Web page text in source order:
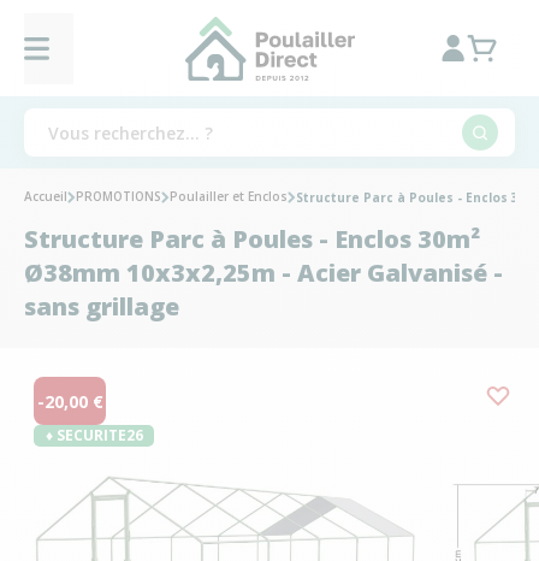
Accueil PROMOTIONS Poulailler et Enclos Structure Parc à Poules - Enclos
Structure Parc à Poules - Enclos 30m²
Ø38mm 10x3x2,25m - Acier Galvanisé -
sans grillage
-20,00 €
♦ SECURITE26